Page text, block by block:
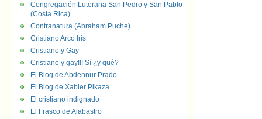
Congregación Luterana San Pedro y San Pablo
(Costa Rica)
Contranatura (Abraham Puche)
Cristiano Arco Iris
Cristiano y Gay
Cristiano y gay!!! Sí ¿y qué?
El Blog de Abdennur Prado
El Blog de Xabier Pikaza
El cristiano indignado
El Frasco de Alabastro